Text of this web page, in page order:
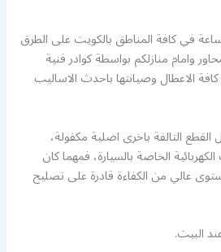
متاحة على مدار 24 ساعة في كافة المناطق بالكويت على الطرق
وامام منازلكم بواسطة كوادر فنية
الاعطال وصيانتها باحدث الاساليب
التالفة باخرى اصلية مكفولة،
الخاصة بالسيارة، فمهما كان
عالي من الكفاءة قادرة على تصليح
البيت.